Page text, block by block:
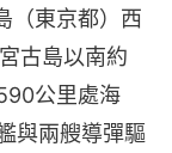
（東京都）西
古島以南約
公里處海
與兩艘導彈驅